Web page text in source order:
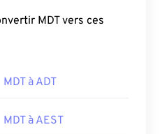
MDT vers ces
MDT à ADT
MDT à AEST